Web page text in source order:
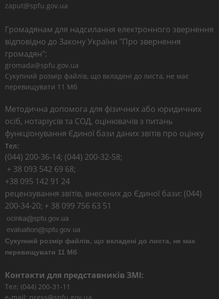
zaput@spfu.gov.ua
Громадянам для надсилання електронного звернення
відповідно до Закону України "Про звернення
громадян":
gromada@spfu.gov.ua
Сукупний розмір файлів, що вкладені до листа, не має
перевищувати 11 Мб
Методична допомога для фізичних або юридичних
осіб, нотаріусів та СОД, оцінювачів з питань
функціонування Єдиної бази даних звітів про оцінку
Тел:
(044) 200-36-14; (044) 200-32-58;
+ 38 093 542 69 68;
+38 095 142 91 24
рецензування звітів, внесених до Єдиної бази: (044)
200-34-20; + 38 099 756 63 51
Сукупний розмір файлів, що вкладені до листа, не має
перевищувати 11 Мб
Контакти для представників ЗМІ:
Тел: (044) 200-31-11